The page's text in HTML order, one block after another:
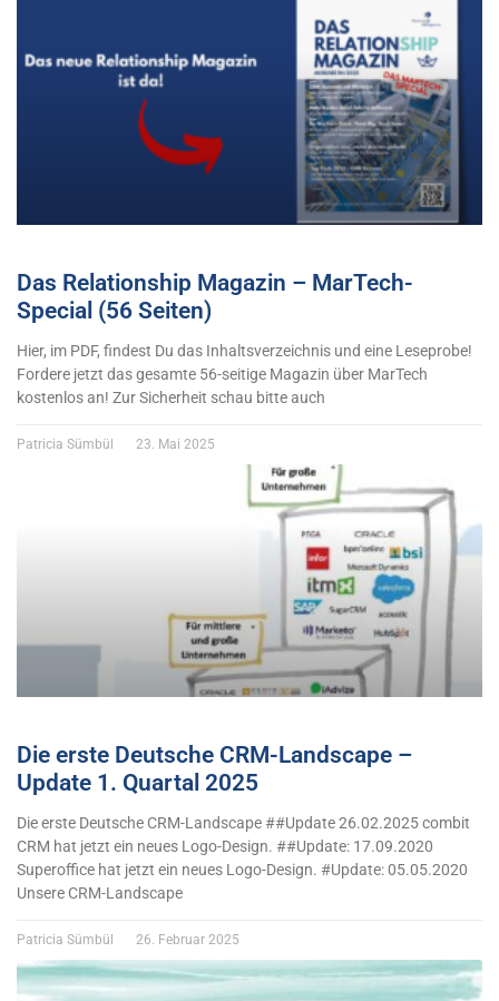
Das Relationship Magazin – MarTech-
Special (56 Seiten)
Hier, im PDF, findest Du das Inhaltsverzeichnis und eine Leseprobe!
Fordere jetzt das gesamte 56-seitige Magazin über MarTech
kostenlos an! Zur Sicherheit schau bitte auch
Patricia Sümbül 23. Mai 2025
Die erste Deutsche CRM-Landscape –
Update 1. Quartal 2025
Die erste Deutsche CRM-Landscape ##Update 26.02.2025 combit
CRM hat jetzt ein neues Logo-Design. ##Update: 17.09.2020
Superoffice hat jetzt ein neues Logo-Design. #Update: 05.05.2020
Unsere CRM-Landscape
Patricia Sümbül 26. Februar 2025